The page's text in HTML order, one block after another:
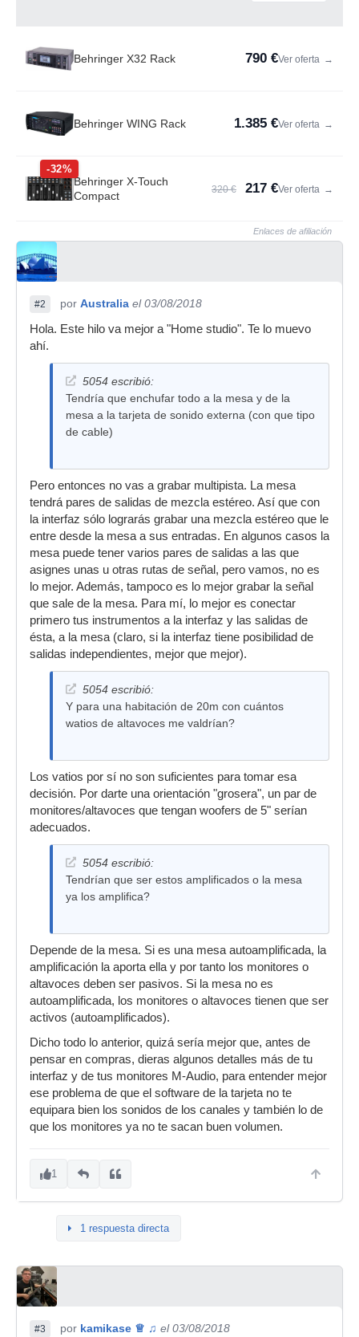
Behringer X32 Rack 790 €Ver oferta →
Behringer WING Rack 1.385 €Ver oferta →
-32%
Behringer X-Touch
Compact
320 € 217 €Ver oferta →
Enlaces de afiliación
#2 por Australia el 03/08/2018
Hola. Este hilo va mejor a "Home studio". Te lo muevo
ahí.
5054 escribió:
Tendría que enchufar todo a la mesa y de la
mesa a la tarjeta de sonido externa (con que tipo
de cable)
Pero entonces no vas a grabar multipista. La mesa
tendrá pares de salidas de mezcla estéreo. Así que con
la interfaz sólo lograrás grabar una mezcla estéreo que le
entre desde la mesa a sus entradas. En algunos casos la
mesa puede tener varios pares de salidas a las que
asignes unas u otras rutas de señal, pero vamos, no es
lo mejor. Además, tampoco es lo mejor grabar la señal
que sale de la mesa. Para mí, lo mejor es conectar
primero tus instrumentos a la interfaz y las salidas de
ésta, a la mesa (claro, si la interfaz tiene posibilidad de
salidas independientes, mejor que mejor).
5054 escribió:
Y para una habitación de 20m con cuántos
watios de altavoces me valdrían?
Los vatios por sí no son suficientes para tomar esa
decisión. Por darte una orientación "grosera", un par de
monitores/altavoces que tengan woofers de 5" serían
adecuados.
5054 escribió:
Tendrían que ser estos amplificados o la mesa
ya los amplifica?
Depende de la mesa. Si es una mesa autoamplificada, la
amplificación la aporta ella y por tanto los monitores o
altavoces deben ser pasivos. Si la mesa no es
autoamplificada, los monitores o altavoces tienen que ser
activos (autoamplificados).
Dicho todo lo anterior, quizá sería mejor que, antes de
pensar en compras, dieras algunos detalles más de tu
interfaz y de tus monitores M-Audio, para entender mejor
ese problema de que el software de la tarjeta no te
equipara bien los sonidos de los canales y también lo de
que los monitores ya no te sacan buen volumen.
1
1 respuesta directa
#3 por kamikase ♕ ♫ el 03/08/2018